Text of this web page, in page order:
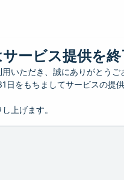
サービス提供を
いただき、誠にありがとうご
日をもちましてサービスの提
上げます。